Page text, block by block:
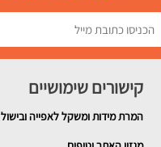
קישורים שימושיים
המרת מידות ומשקל לאפייה ובישול